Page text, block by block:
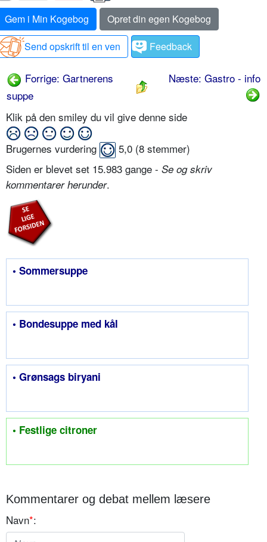
Gem i Min Kogebog
Opret din egen Kogebog
Send opskrift til en ven
Feedback
Forrige: Gartnerens
suppe
Næste: Gastro - info
Klik på den smiley du vil give denne side
Brugernes vurdering 5,0 (8 stemmer)
Siden er blevet set 15.983 gange - Se og skriv
kommentarer herunder.
• Sommersuppe
• Bondesuppe med kål
• Grønsags biryani
• Festlige citroner
Kommentarer og debat mellem læsere
Navn*: